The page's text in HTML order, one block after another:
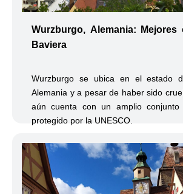
Wurzburgo, Alemania: Mejores
Baviera
Wurzburgo se ubica en el estado
Alemania y a pesar de haber sido
aún cuenta con un amplio conjunto
protegido por la UNESCO.